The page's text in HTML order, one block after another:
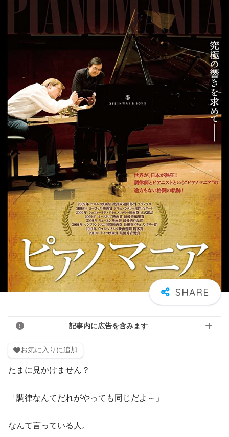
記事内に広告を含みます
お気に入りに追加
たまに見かけません？
「調律なんてだれがやっても同じだよ～」
なんて言っている人。